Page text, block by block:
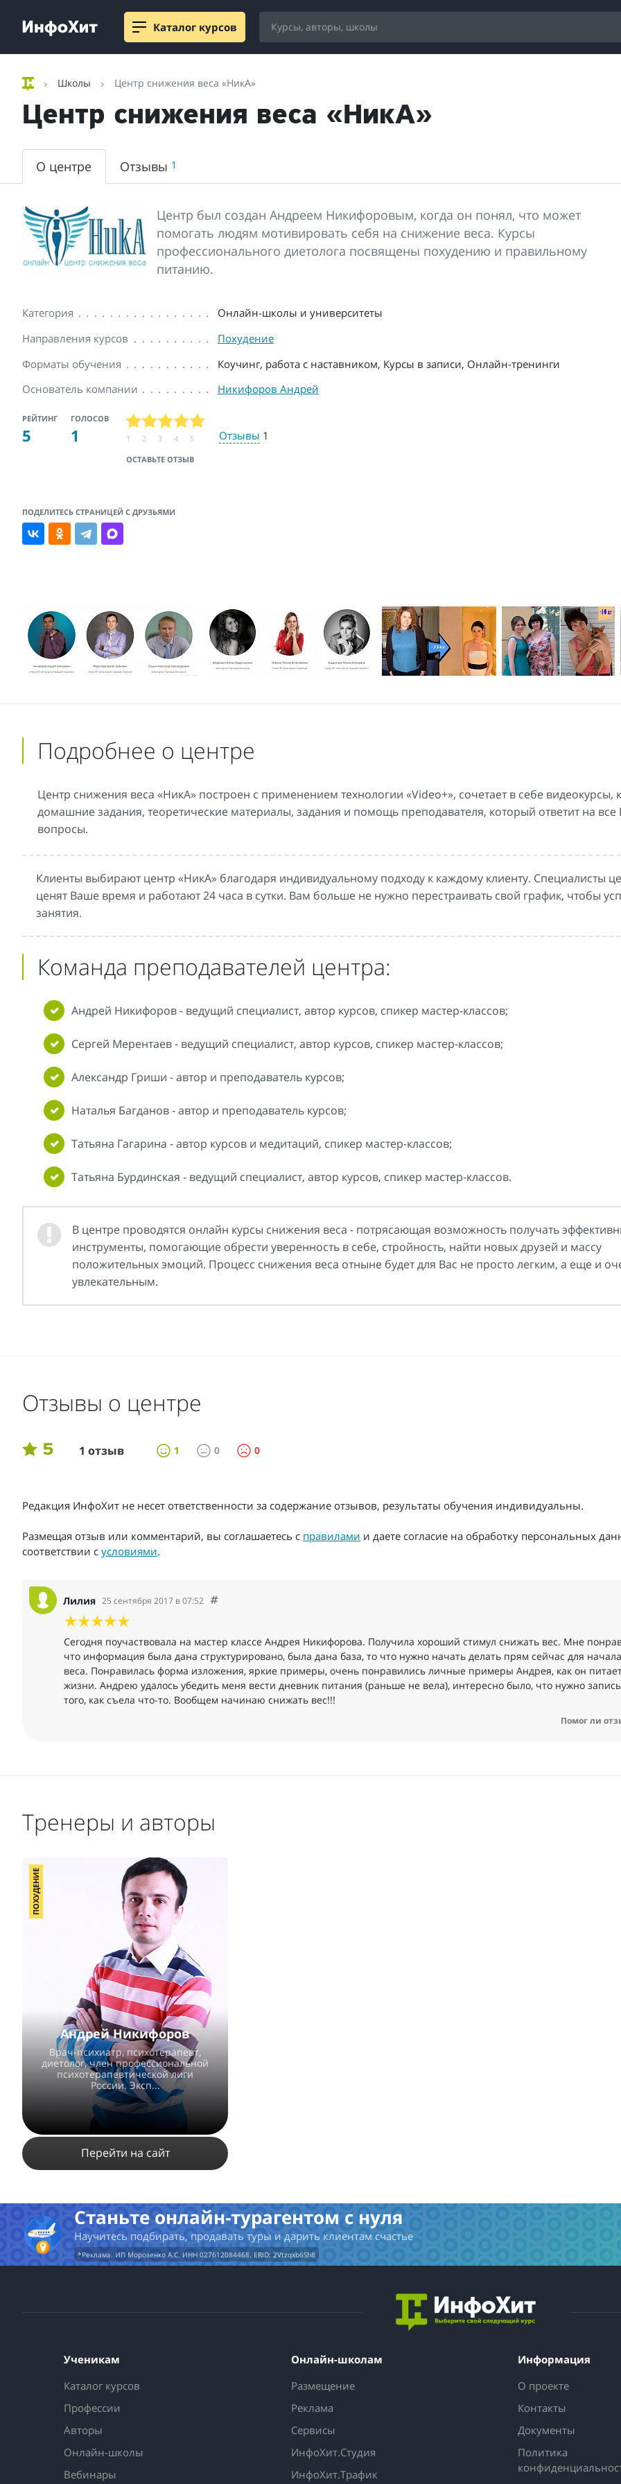
Каталог курсов
Школы Центр снижения веса «НикА»
Центр снижения веса «НикА»
О центре Отзывы 1
Центр был создан Андреем Никифоровым, когда он понял, что может
помогать людям мотивировать себя на снижение веса. Курсы
профессионального диетолога посвящены похудению и правильному
питанию.
Категория
Онлайн-школы и университеты
Направления курсов
Похудение
Форматы обучения
Коучинг, работа с наставником, Курсы в записи, Онлайн-тренинги
Основатель компании
Никифоров Андрей
РЕЙТИНГ
5
ГОЛОСОВ
1
ОСТАВЬТЕ ОТЗЫВ
1 2 3 4 5 Отзывы 1
ПОДЕЛИТЕСЬ СТРАНИЦЕЙ С ДРУЗЬЯМИ
Подробнее о центре
Центр снижения веса «НикА» построен с применением технологии «Video+», сочетает в себе видеокурсы,
домашние задания, теоретические материалы, задания и помощь преподавателя, который ответит на
вопросы.
Клиенты выбирают центр «НикА» благодаря индивидуальному подходу к каждому клиенту. Специалисты
ценят Ваше время и работают 24 часа в сутки. Вам больше не нужно перестраивать свой график, чтобы
занятия.
Команда преподавателей центра:
Андрей Никифоров - ведущий специалист, автор курсов, спикер мастер-классов;
Сергей Мерентаев - ведущий специалист, автор курсов, спикер мастер-классов;
Александр Гриши - автор и преподаватель курсов;
Наталья Багданов - автор и преподаватель курсов;
Татьяна Гагарина - автор курсов и медитаций, спикер мастер-классов;
Татьяна Бурдинская - ведущий специалист, автор курсов, спикер мастер-классов.
В центре проводятся онлайн курсы снижения веса - потрясающая возможность получать
инструменты, помогающие обрести уверенность в себе, стройность, найти новых друзей и массу
положительных эмоций. Процесс снижения веса отныне будет для Вас не просто легким, а еще и
увлекательным.
Отзывы о центре
5 1 отзыв 1 0 0
Редакция ИнфоХит не несет ответственности за содержание отзывов, результаты обучения индивидуальны.
Размещая отзыв или комментарий, вы соглашаетесь с правилами и даете согласие на обработку персональных
соответствии с условиями.
Лилия 25 сентября 2017 в 07:52
Сегодня поучаствовала на мастер классе Андрея Никифорова. Получила хороший стимул снижать вес. Мне
что информация была дана структурировано, была дана база, то что нужно начать делать прям сейчас для
веса. Понравилась форма изложения, яркие примеры, очень понравились личные примеры Андрея, как он
жизни. Андрею удалось убедить меня вести дневник питания (раньше не вела), интересно было, что нужно
того, как съела что-то. Вообщем начинаю снижать вес!!!
Помог ли
Тренеры и авторы
Андрей Никифоров
Врач-психиатр, психотерапевт,
диетолог, член профессиональной
психотерапевтической лиги
России. Эксп...
33944 9
ПОДРОБНЕЕ
ПОХУДЕНИЕ
Перейти на сайт
Станьте онлайн-турагентом с нуля
Научитесь подбирать, продавать туры и дарить клиентам счастье
*Реклама. ИП Морозенко А.С. ИНН 027612084468. ERID: 2Vtzqxb6Sh8
Ученикам
Каталог курсов
Профессии
Авторы
Онлайн-школы
Вебинары
Онлайн-школам
Размещение
Реклама
Сервисы
ИнфоХит.Студия
ИнфоХит.Трафик
Информация
О проекте
Контакты
Документы
Политика